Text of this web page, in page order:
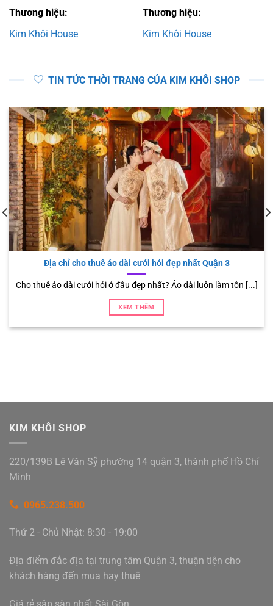
650.000₫.
Thương hiệu:
Kim Khôi House
850.000₫.
Thương hiệu:
Kim Khôi House
TIN TỨC THỜI TRANG CỦA KIM KHÔI SHOP
Soi lương 6 con số của phi công
Phi công là một trong những ngành có thu nhập tốt nhất thế
giới, khiến [...]
KIM KHÔI SHOP
220/139B Lê Văn Sỹ phường 14 quận 3, thành phố Hồ Chí
Minh
0965.238.500
Thứ 2 - Chủ Nhật: 8:30 - 19:00
Địa điểm đắc địa tại trung tâm Quận 3, thuận tiện cho
khách hàng đến mua hay thuê